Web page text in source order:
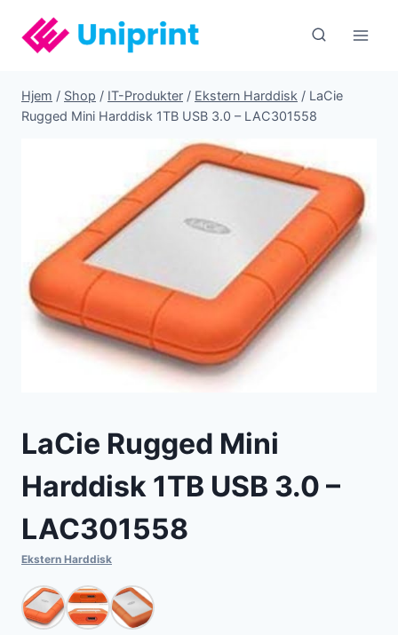
indhold
Hjem / Shop / IT-Produkter / Ekstern Harddisk / LaCie
Rugged Mini Harddisk 1TB USB 3.0 – LAC301558
LaCie Rugged Mini
Harddisk 1TB USB 3.0 –
LAC301558
Ekstern Harddisk